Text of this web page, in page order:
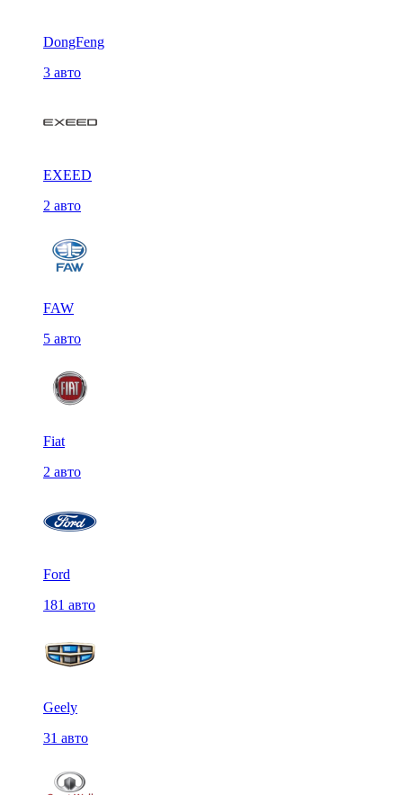
DongFeng
3 авто
EXEED
2 авто
FAW
5 авто
Fiat
2 авто
Ford
181 авто
Geely
31 авто